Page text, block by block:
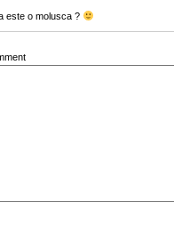
este o molusca ?